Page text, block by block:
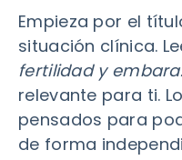
Empieza por el
situación clínica.
fertilidad y
relevante para ti.
pensados para
de forma